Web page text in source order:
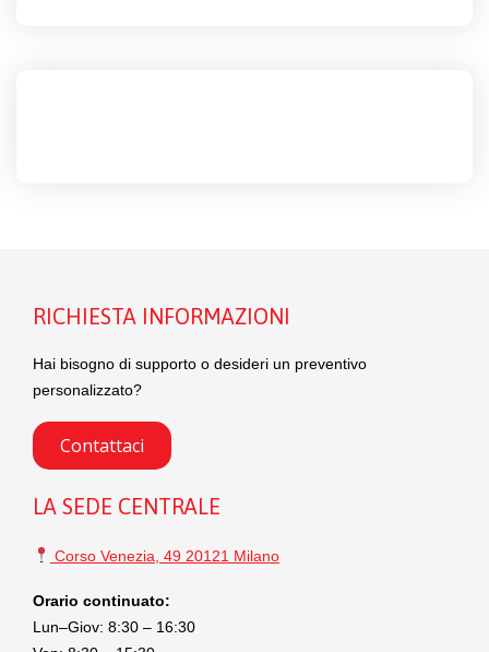
RICHIESTA INFORMAZIONI
Hai bisogno di supporto o desideri un preventivo
personalizzato?
Contattaci
LA SEDE CENTRALE
Corso Venezia, 49 20121 Milano
Orario continuato:
Lun–Giov: 8:30 – 16:30